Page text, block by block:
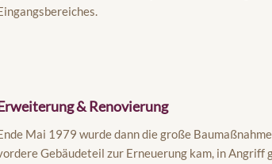
& Renovierung
Mai 1979 wurde dann die große
Gebäudeteil zur Erneuerung kam, in Angriff